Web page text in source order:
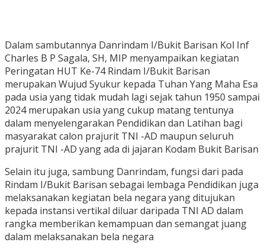
Dalam sambutannya Danrindam I/Bukit Barisan Kol Inf
Charles B P Sagala, SH, MIP menyampaikan kegiatan
Peringatan HUT Ke-74 Rindam I/Bukit Barisan
merupakan Wujud Syukur kepada Tuhan Yang Maha Esa
pada usia yang tidak mudah lagi sejak tahun 1950 sampai
2024 merupakan usia yang cukup matang tentunya
dalam menyelengarakan Pendidikan dan Latihan bagi
masyarakat calon prajurit TNI -AD maupun seluruh
prajurit TNI -AD yang ada di jajaran Kodam Bukit Barisan
Selain itu juga, sambung Danrindam, fungsi dari pada
Rindam I/Bukit Barisan sebagai lembaga Pendidikan juga
melaksanakan kegiatan bela negara yang ditujukan
kepada instansi vertikal diluar daripada TNI AD dalam
rangka memberikan kemampuan dan semangat juang
dalam melaksanakan bela negara